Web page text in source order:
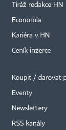
Tiráž redakce HN
Economia
Kariéra v HN
Ceník inzerce
Koupit / darovat
Eventy
Newslettery
RSS kanály